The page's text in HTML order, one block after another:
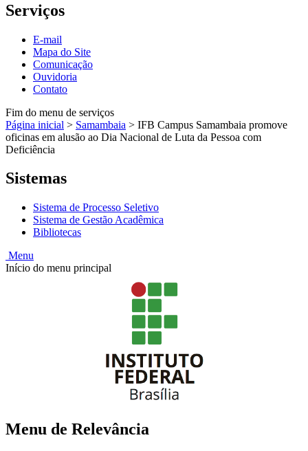
Serviços
E-mail
Mapa do Site
Comunicação
Ouvidoria
Contato
Fim do menu de serviços
Página inicial > Samambaia > IFB Campus Samambaia promove
oficinas em alusão ao Dia Nacional de Luta da Pessoa com
Deficiência
Sistemas
Sistema de Processo Seletivo
Sistema de Gestão Acadêmica
Bibliotecas
Menu
Início do menu principal
Menu de Relevância